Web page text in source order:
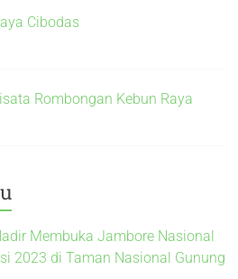
Cibodas
Rombongan Kebun Raya
Membuka Jambore Nasional
2023 di Taman Nasional Gunung